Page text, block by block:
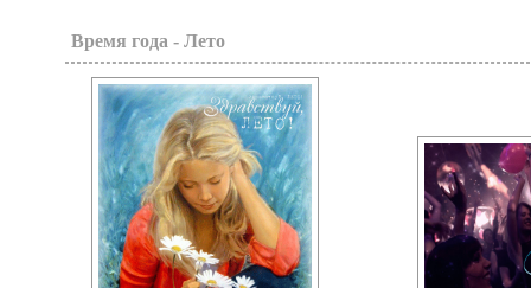
Время года - Лето